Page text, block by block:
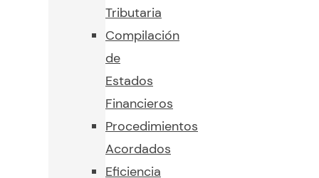
Tributaria
Compilación
de
Estados
Financieros
Procedimientos
Acordados
Eficiencia